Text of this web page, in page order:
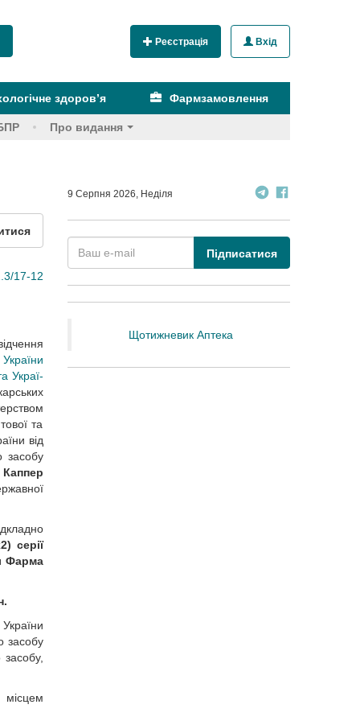
Реєстрація Вхід
здоров’я Фармзамовлення
Про видання
17-12
Украї­
та
від
засобу
серії
Фарма
засобу
9 Серпня 2026, Неділя
Підписатися
Щотижневик Аптека